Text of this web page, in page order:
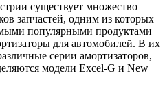
существует множество
запчастей, одним из которых
популярными продуктами
для автомобилей. В их
серии амортизаторов,
модели Excel-G и New